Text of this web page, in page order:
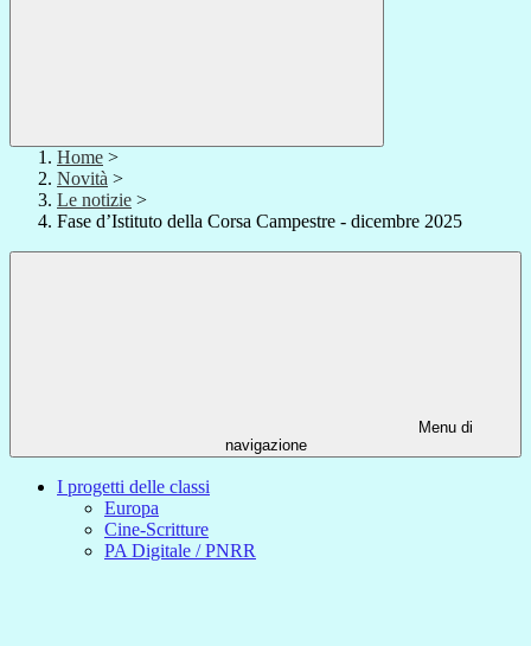
Home >
Novità >
Le notizie >
Fase d’Istituto della Corsa Campestre - dicembre 2025
Menu di
navigazione
I progetti delle classi
Europa
Cine-Scritture
PA Digitale / PNRR